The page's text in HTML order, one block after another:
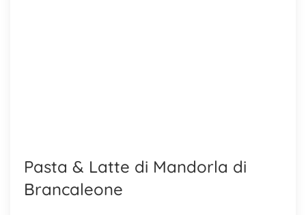
Pasta & Latte di Mandorla di
Brancaleone